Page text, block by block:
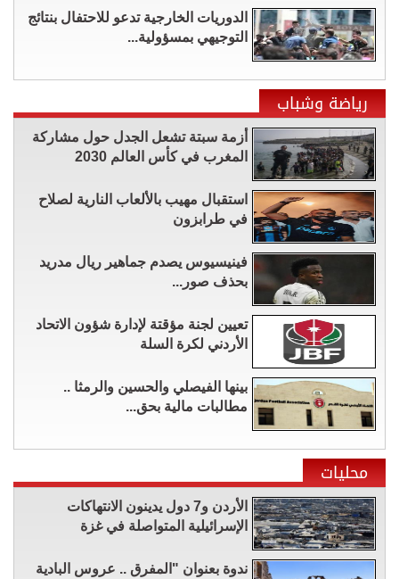
الدوريات الخارجية تدعو للاحتفال بنتائج
التوجيهي بمسؤولية...
رياضة وشباب
أزمة سبتة تشعل الجدل حول مشاركة
المغرب في كأس العالم 2030
استقبال مهيب بالألعاب النارية لصلاح
في طرابزون
فينيسيوس يصدم جماهير ريال مدريد
بحذف صور...
تعيين لجنة مؤقتة لإدارة شؤون الاتحاد
الأردني لكرة السلة
بينها الفيصلي والحسين والرمثا ..
مطالبات مالية بحق...
محليات
الأردن و7 دول يدينون الانتهاكات
الإسرائيلية المتواصلة في غزة
ندوة بعنوان "المفرق .. عروس البادية